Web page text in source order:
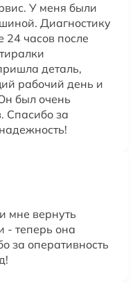
У меня были
Диагностику
24 часов после
деталь,
рабочий день и
был очень
Спасибо за
мне вернуть
- теперь она
за оперативность